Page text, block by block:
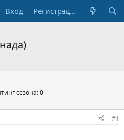
Вход Регистрация
сезона: 0
#1